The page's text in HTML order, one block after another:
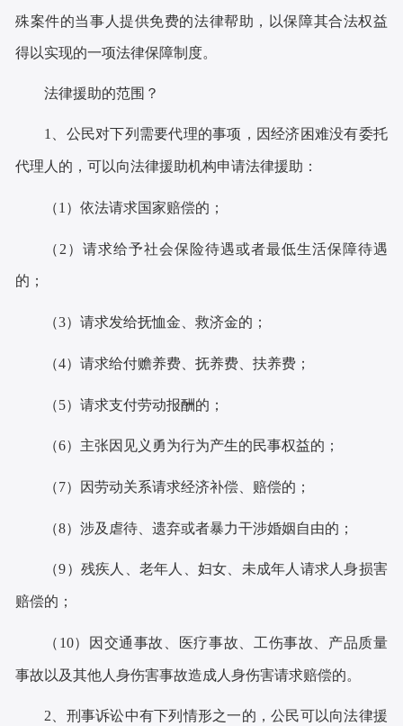
殊案件的当事人提供免费的法律帮助，以保障其合法权益
得以实现的一项法律保障制度。
法律援助的范围？
1、公民对下列需要代理的事项，因经济困难没有委托
代理人的，可以向法律援助机构申请法律援助：
（1 ）依法请求国家赔偿的；
（ 2 ）请求给予社会保险待遇或者最低生活保障待遇
的；
（3）请求发给抚恤金、救济金的；
（4）请求给付赡养费、抚养费、扶养费；
（5）请求支付劳动报酬的；
（6）主张因见义勇为行为产生的民事权益的；
（7）因劳动关系请求经济补偿、赔偿的；
（8）涉及虐待、遗弃或者暴力干涉婚姻自由的；
（9）残疾人、老年人、妇女、未成年人请求人身损害
赔偿的；
（ 10）因交通事故、医疗事故、工伤事故、产品质量
事故以及其他人身伤害事故造成人身伤害请求赔偿的。
2、刑事诉讼中有下列情形之一的，公民可以向法律援